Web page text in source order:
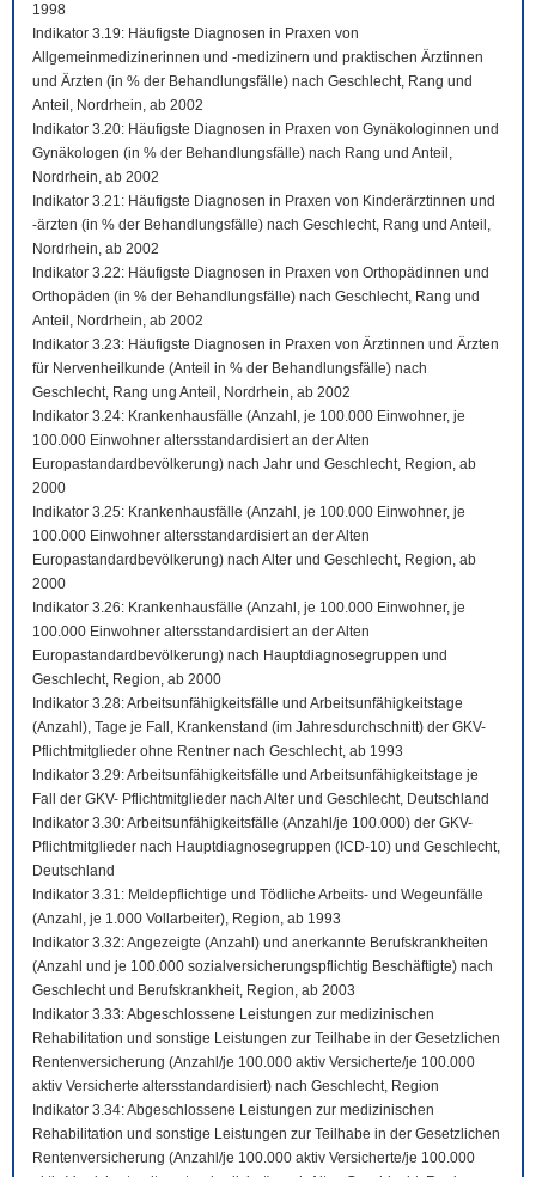
1998
Indikator 3.19: Häufigste Diagnosen in Praxen von
Allgemeinmedizinerinnen und -medizinern und praktischen Ärztinnen
und Ärzten (in % der Behandlungsfälle) nach Geschlecht, Rang und
Anteil, Nordrhein, ab 2002
Indikator 3.20: Häufigste Diagnosen in Praxen von Gynäkologinnen und
Gynäkologen (in % der Behandlungsfälle) nach Rang und Anteil,
Nordrhein, ab 2002
Indikator 3.21: Häufigste Diagnosen in Praxen von Kinderärztinnen und
-ärzten (in % der Behandlungsfälle) nach Geschlecht, Rang und Anteil,
Nordrhein, ab 2002
Indikator 3.22: Häufigste Diagnosen in Praxen von Orthopädinnen und
Orthopäden (in % der Behandlungsfälle) nach Geschlecht, Rang und
Anteil, Nordrhein, ab 2002
Indikator 3.23: Häufigste Diagnosen in Praxen von Ärztinnen und Ärzten
für Nervenheilkunde (Anteil in % der Behandlungsfälle) nach
Geschlecht, Rang ung Anteil, Nordrhein, ab 2002
Indikator 3.24: Krankenhausfälle (Anzahl, je 100.000 Einwohner, je
100.000 Einwohner altersstandardisiert an der Alten
Europastandardbevölkerung) nach Jahr und Geschlecht, Region, ab
2000
Indikator 3.25: Krankenhausfälle (Anzahl, je 100.000 Einwohner, je
100.000 Einwohner altersstandardisiert an der Alten
Europastandardbevölkerung) nach Alter und Geschlecht, Region, ab
2000
Indikator 3.26: Krankenhausfälle (Anzahl, je 100.000 Einwohner, je
100.000 Einwohner altersstandardisiert an der Alten
Europastandardbevölkerung) nach Hauptdiagnosegruppen und
Geschlecht, Region, ab 2000
Indikator 3.28: Arbeitsunfähigkeitsfälle und Arbeitsunfähigkeitstage
(Anzahl), Tage je Fall, Krankenstand (im Jahresdurchschnitt) der GKV-
Pflichtmitglieder ohne Rentner nach Geschlecht, ab 1993
Indikator 3.29: Arbeitsunfähigkeitsfälle und Arbeitsunfähigkeitstage je
Fall der GKV- Pflichtmitglieder nach Alter und Geschlecht, Deutschland
Indikator 3.30: Arbeitsunfähigkeitsfälle (Anzahl/je 100.000) der GKV-
Pflichtmitglieder nach Hauptdiagnosegruppen (ICD-10) und Geschlecht,
Deutschland
Indikator 3.31: Meldepflichtige und Tödliche Arbeits- und Wegeunfälle
(Anzahl, je 1.000 Vollarbeiter), Region, ab 1993
Indikator 3.32: Angezeigte (Anzahl) und anerkannte Berufskrankheiten
(Anzahl und je 100.000 sozialversicherungspflichtig Beschäftigte) nach
Geschlecht und Berufskrankheit, Region, ab 2003
Indikator 3.33: Abgeschlossene Leistungen zur medizinischen
Rehabilitation und sonstige Leistungen zur Teilhabe in der Gesetzlichen
Rentenversicherung (Anzahl/je 100.000 aktiv Versicherte/je 100.000
aktiv Versicherte altersstandardisiert) nach Geschlecht, Region
Indikator 3.34: Abgeschlossene Leistungen zur medizinischen
Rehabilitation und sonstige Leistungen zur Teilhabe in der Gesetzlichen
Rentenversicherung (Anzahl/je 100.000 aktiv Versicherte/je 100.000